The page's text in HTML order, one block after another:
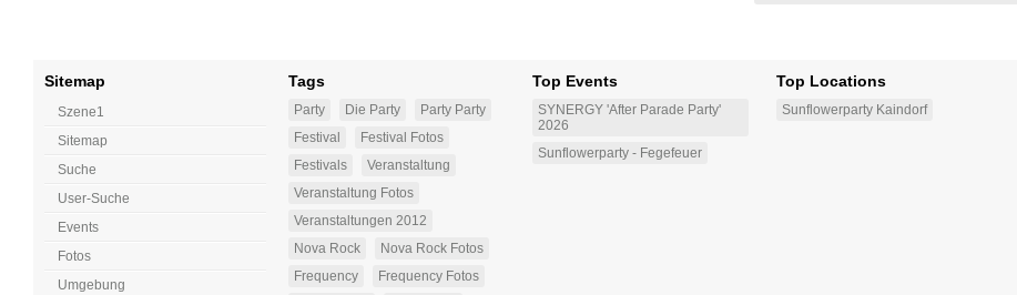
Sitemap
Szene1
Sitemap
Suche
User-Suche
Events
Fotos
Umgebung
Tags
Party Die Party
Party Party
Festival
Festival Fotos
Festivals
Veranstaltung
Veranstaltung Fotos
Veranstaltungen 2012
Nova Rock
Nova Rock Fotos
Frequency
Frequency Fotos
Top Events
SYNERGY 'After Parade Party'
2026
Sunflowerparty - Fegefeuer
Top Locations
Sunflowerparty Kaindorf